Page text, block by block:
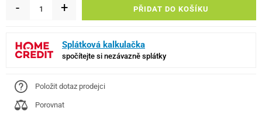
- + PŘIDAT DO KOŠÍKU
Splátková kalkulačka
spočítejte si nezávazně splátky
Položit dotaz prodejci
Porovnat